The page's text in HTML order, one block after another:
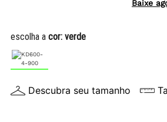
Baixe
escolha a cor: verde
Descubra seu tamanho